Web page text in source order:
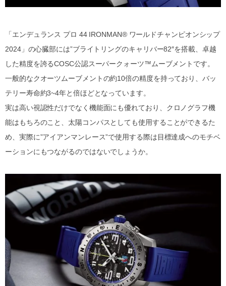
「エンデュランス プロ 44 IRONMAN® ワールドチャンピオンシップ
2024」の心臓部には”ブライトリングのキャリバー82″を搭載、卓越
した精度を誇るCOSC公認スーパークォーツ™ムーブメントです。
一般的なクオーツムーブメントの約10倍の精度を持っており、バッ
テリー寿命約3~4年と倍ほどとなっています。
実は高い視認性だけでなく機能面にも優れており、クロノグラフ機
能はもちろのこと、太陽コンパスとしても使用することができるた
め、実際に”アイアンマンレース”で使用する際は目標達成へのモチベ
ーションにもつながるのではないでしょうか。